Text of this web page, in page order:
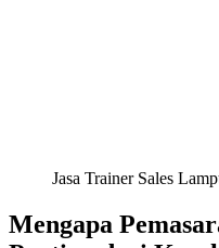
Jasa Trainer Sales
Mengapa